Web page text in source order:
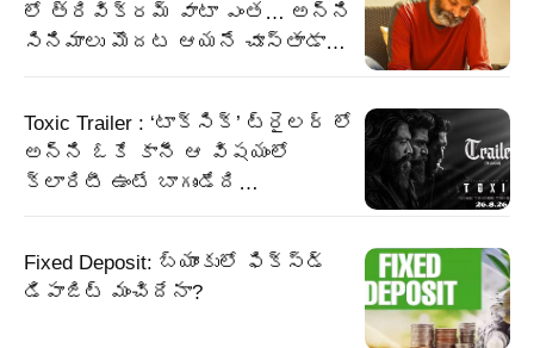
లో త్రివిక్రమ్ వాటా ఎంత… అన్ని
సినిమాలు మొదట ఆయనే చూస్తాడా…
Toxic Trailer : ‘టాక్సిక్’ ట్రైలర్ లో
అన్ని ఓకే కానీ ఆ విషయంలో
క్లారిటీ ఉంటే బాగుండేది…
Fixed Deposit: బ్యాంకులో ఫిక్స్డ్
డిపాజిట్ మంచిదేనా?